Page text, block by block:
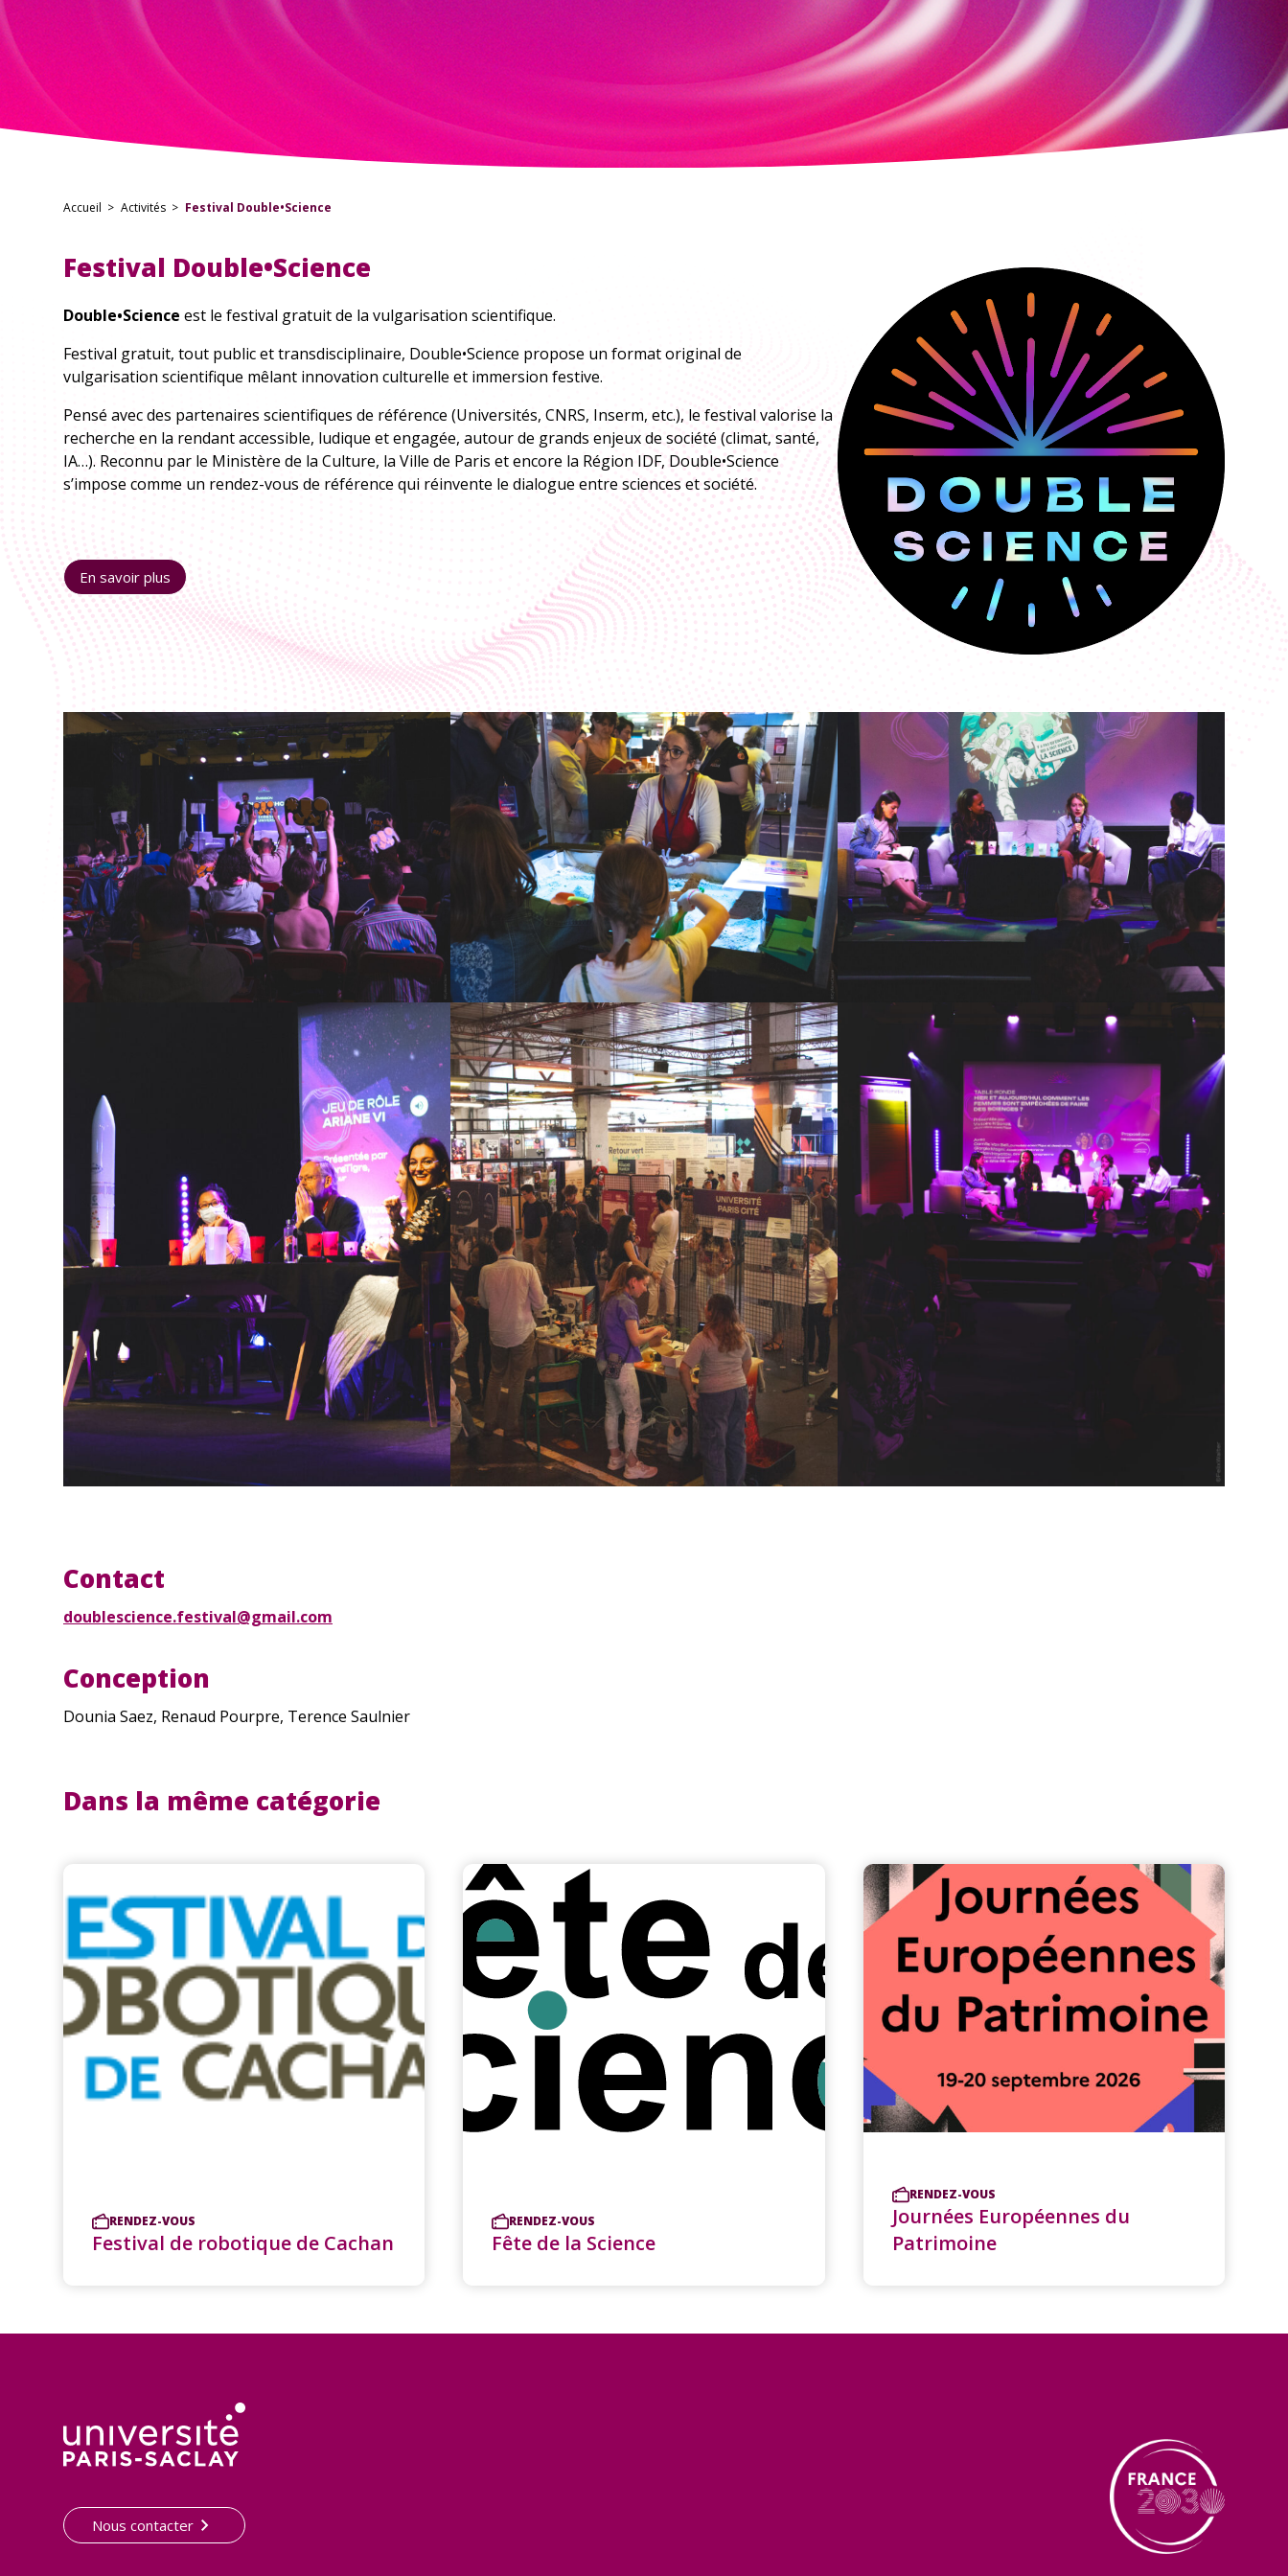
À explorer
TOUTES LES RESSOURCES TOUTES LES ACTIVITÉS
Accueil Activités Festival Double•Science
Festival Double•Science
Double•Science est le festival gratuit de la vulgarisation scientifique.
Festival gratuit, tout public et transdisciplinaire, Double•Science propose un format original de
vulgarisation scientifique mêlant innovation culturelle et immersion festive.
Pensé avec des partenaires scientifiques de référence (Universités, CNRS, Inserm, etc.), le festival valorise la
recherche en la rendant accessible, ludique et engagée, autour de grands enjeux de société (climat, santé,
IA…). Reconnu par le Ministère de la Culture, la Ville de Paris et encore la Région IDF, Double•Science
s’impose comme un rendez-vous de référence qui réinvente le dialogue entre sciences et société.
En savoir plus
Contact
doublescience.festival@gmail.com
Conception
Dounia Saez, Renaud Pourpre, Terence Saulnier
Dans la même catégorie
RENDEZ-VOUS
Festival de robotique de Cachan
RENDEZ-VOUS
Fête de la Science
RENDEZ-VOUS
Journées Européennes du
Patrimoine
Nous contacter